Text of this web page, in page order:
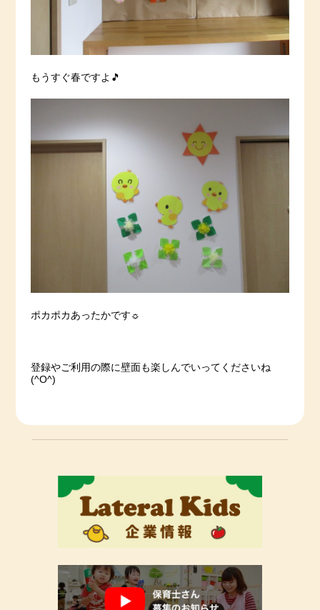
もうすぐ春ですよ🎵
ポカポカあったかです☼
登録やご利用の際に壁面も楽しんでいってくださいね
(^O^)